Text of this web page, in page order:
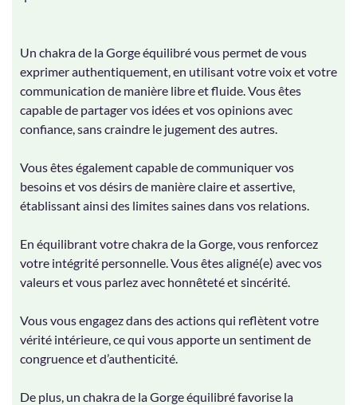
Un chakra de la Gorge équilibré vous permet de vous
exprimer authentiquement, en utilisant votre voix et votre
communication de manière libre et fluide. Vous êtes
capable de partager vos idées et vos opinions avec
confiance, sans craindre le jugement des autres.
Vous êtes également capable de communiquer vos
besoins et vos désirs de manière claire et assertive,
établissant ainsi des limites saines dans vos relations.
En équilibrant votre chakra de la Gorge, vous renforcez
votre intégrité personnelle. Vous êtes aligné(e) avec vos
valeurs et vous parlez avec honnêteté et sincérité.
Vous vous engagez dans des actions qui reflètent votre
vérité intérieure, ce qui vous apporte un sentiment de
congruence et d’authenticité.
De plus, un chakra de la Gorge équilibré favorise la